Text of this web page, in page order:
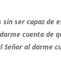
ser capaz de
cuenta de
al darme